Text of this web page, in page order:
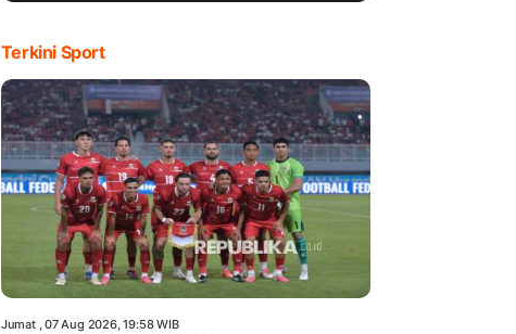
Terkini Sport
Jumat , 07 Aug 2026, 19:58 WIB